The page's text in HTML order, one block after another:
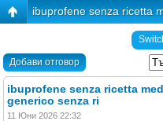
ibuprofene senza ricetta
Добави отговор
ibuprofene senza ricetta
generico senza ri
11 Юни 2026 22:32